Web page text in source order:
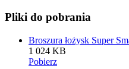
Pliki do pobrania
Broszura łożysk Super
1 024 KB
Pobierz